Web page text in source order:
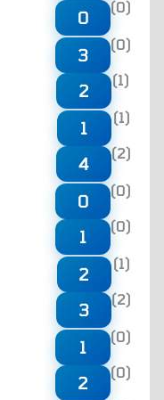
0
(0)
3
(0)
2
(1)
1
(1)
4
(2)
0
(0)
1
(0)
2
(1)
3
(2)
1
(0)
2
(0)